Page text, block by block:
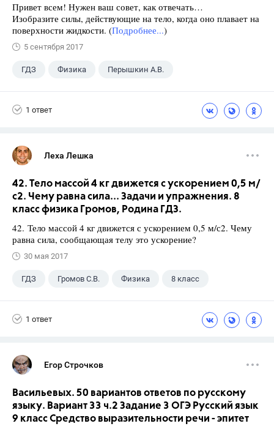
Привет всем! Нужен ваш совет, как отвечать…
Изобразите силы, действующие на тело, когда оно плавает на
поверхности жидкости. (Подробнее...)
5 сентября 2017
ГДЗ Физика Перышкин А.В.
1 ответ
Леха Лешка
42. Тело массой 4 кг движется с ускорением 0,5 м/
с2. Чему равна сила... Задачи и упражнения. 8
класс физика Громов, Родина ГДЗ.
42. Тело массой 4 кг движется с ускорением 0,5 м/с2. Чему
равна сила, сообщающая телу это ускорение?
30 мая 2017
ГДЗ Громов С.В. Физика 8 класс
1 ответ
Егор Строчков
Васильевых. 50 вариантов ответов по русскому
языку. Вариант 33 ч.2 Задание 3 ОГЭ Русский язык
9 класс Средство выразительности речи - эпитет